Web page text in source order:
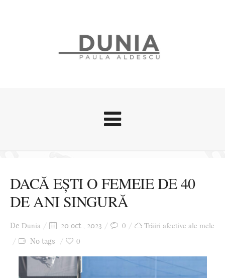
Stari afective
Zice Dunia
Călătorii
Cursuri povestite
DACĂ EȘTI O FEMEIE DE 40
DE ANI SINGURĂ
De Dunia 20 oct., 2023 0 Trăiri afective ale mele
No tags 0